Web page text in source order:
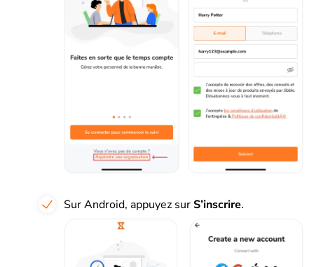
Sur Android, appuyez surS’inscrire.